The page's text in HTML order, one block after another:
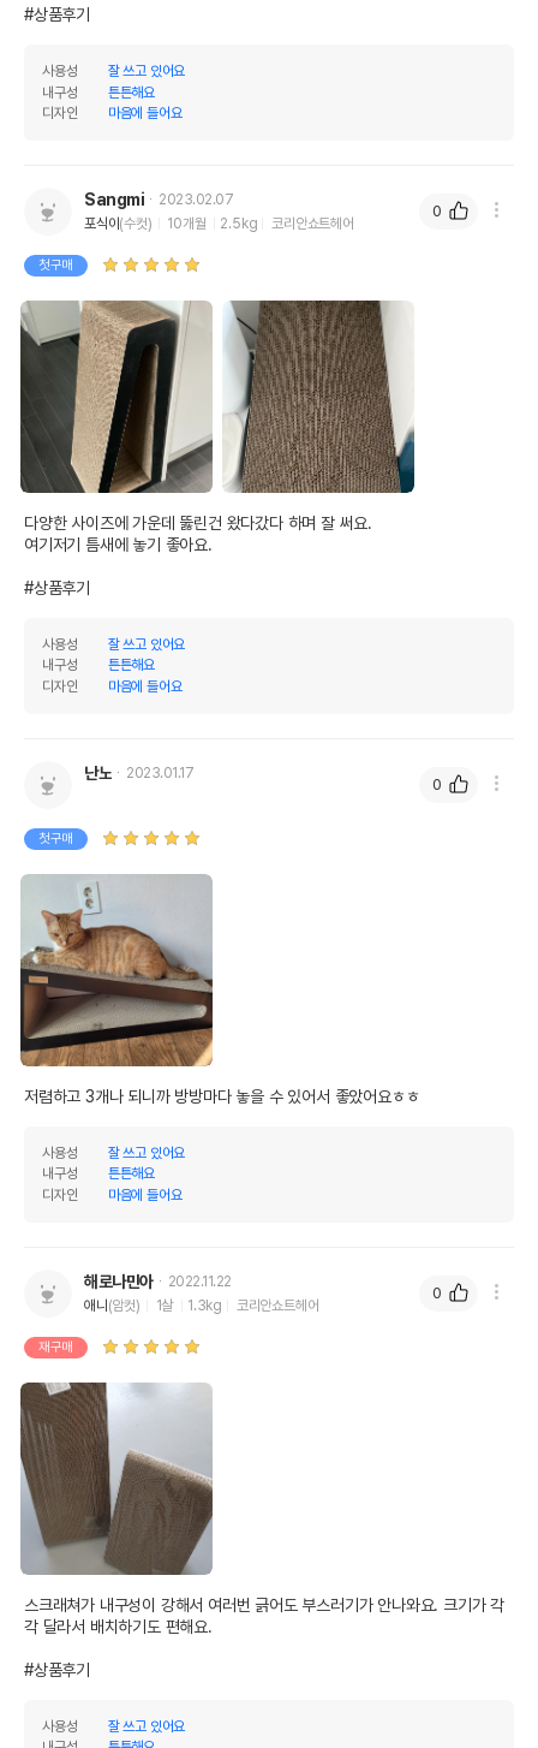
#상품후기
사용성
잘 쓰고 있어요
내구성
튼튼해요
디자인
마음에 들어요
Sangmi
2023.02.07
포식이(수컷) 10개월 2.5kg 코리안쇼트헤어
첫구매
다양한 사이즈에 가운데 뚫린건 왔다갔다 하며 잘 써요.
여기저기 틈새에 놓기 좋아요.
#상품후기
사용성
잘 쓰고 있어요
내구성
튼튼해요
디자인
마음에 들어요
0
난노 2023.01.17
첫구매
저렴하고 3개나 되니까 방방마다 놓을 수 있어서 좋았어요ㅎㅎ
사용성
잘 쓰고 있어요
내구성
튼튼해요
디자인
마음에 들어요
0
해로나민아
2022.11.22
애니(암컷) 1살 1.3kg 코리안쇼트헤어
재구매
스크래쳐가 내구성이 강해서 여러번 긁어도 부스러기가 안나와요. 크기가 각
각 달라서 배치하기도 편해요.
#상품후기
사용성
잘 쓰고 있어요
0